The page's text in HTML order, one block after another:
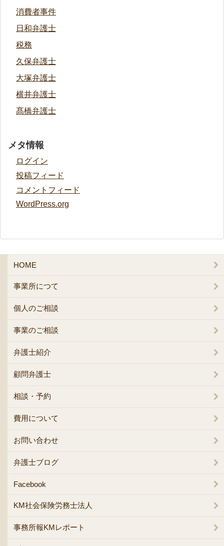
消費者事件
日和弁護士
税務
久保弁護士
大塚弁護士
横井弁護士
髙橋弁護士
メタ情報
ログイン
投稿フィード
コメントフィード
WordPress.org
HOME
事業所につて
個人のご相談
事業のご相談
弁護士紹介
顧問弁護士
相談・予約
費用について
お問い合わせ
弁護士ブログ
Facebook
KM社会保険労務士法人
事務所報KMレポート